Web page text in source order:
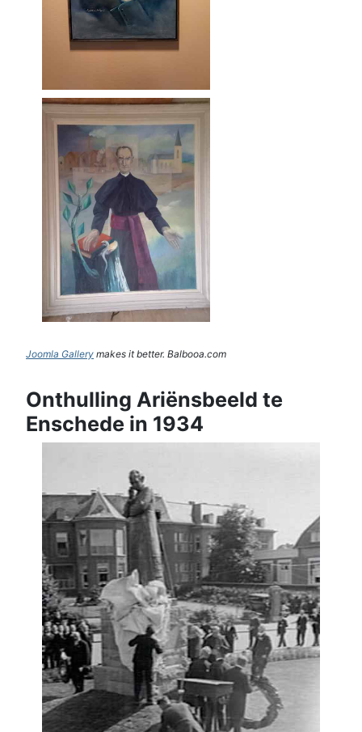
Joomla Gallery makes it better. Balbooa.com
Onthulling Ariënsbeeld te
Enschede in 1934